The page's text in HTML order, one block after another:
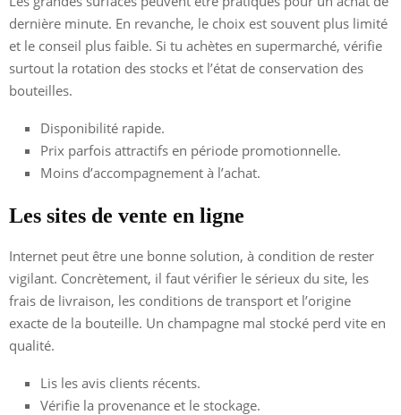
dernière minute. En revanche, le choix est souvent plus limité
et le conseil plus faible. Si tu achètes en supermarché, vérifie
surtout la rotation des stocks et l’état de conservation des
bouteilles.
Disponibilité rapide.
Prix parfois attractifs en période promotionnelle.
Moins d’accompagnement à l’achat.
Les sites de vente en ligne
Internet peut être une bonne solution, à condition de rester
vigilant. Concrètement, il faut vérifier le sérieux du site, les
frais de livraison, les conditions de transport et l’origine
exacte de la bouteille. Un champagne mal stocké perd vite en
qualité.
Lis les avis clients récents.
Vérifie la provenance et le stockage.